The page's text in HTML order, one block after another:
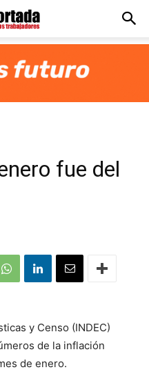
fue del
y Censo (INDEC)
de la inflación
de enero.